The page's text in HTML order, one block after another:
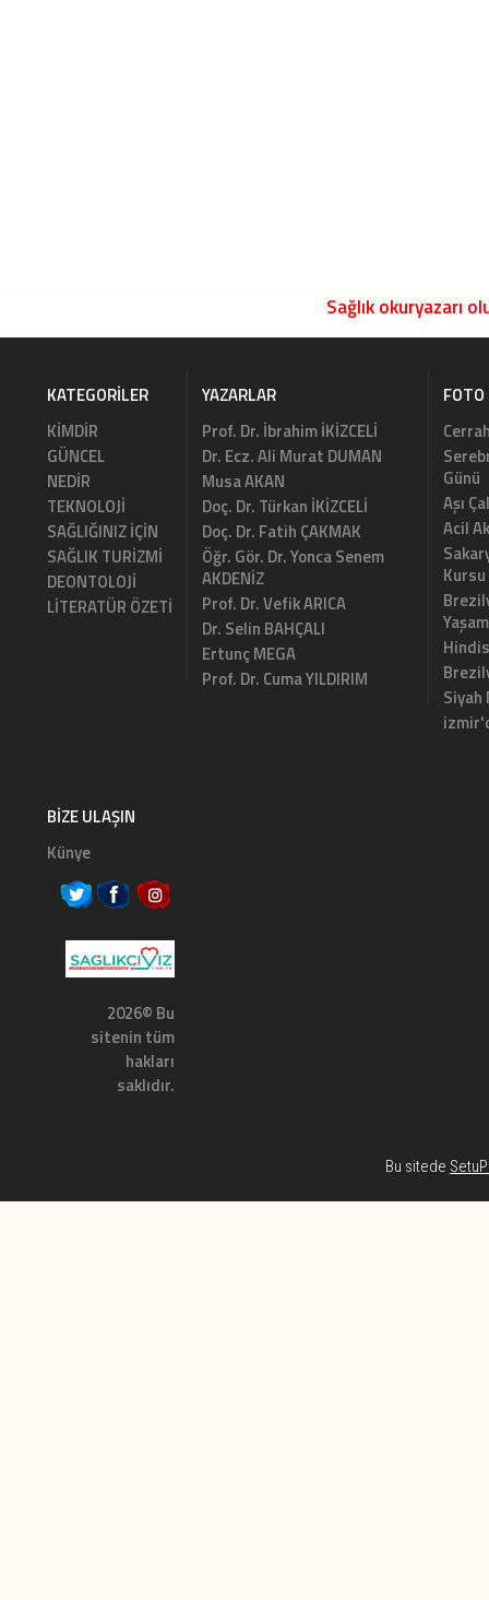
Sağlık okuryazarı
KATEGORILER
KİMDİR
GÜNCEL
NEDİR
TEKNOLOJİ
SAĞLIĞINIZ İÇİN
SAĞLIK TURİZMİ
DEONTOLOJİ
LİTERATÜR ÖZETİ
YAZARLAR
Prof. Dr. İbrahim İKİZCELİ
Dr. Ecz. Ali Murat DUMAN
Musa AKAN
Doç. Dr. Türkan İKİZCELİ
Doç. Dr. Fatih ÇAKMAK
Öğr. Gör. Dr. Yonca Senem
AKDENİZ
Prof. Dr. Vefik ARICA
Dr. Selin BAHÇALI
Ertunç MEGA
Prof. Dr. Cuma YILDIRIM
FOTO
Günü
Aşı
Acil
Kursu
Yaşam
BIZE ULAŞIN
Künye
2026© Bu
sitenin tüm
hakları
saklıdır.
Bu sitede SetuP